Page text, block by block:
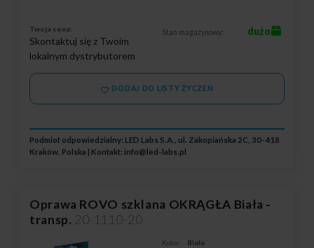
Twoja cena:
Skontaktuj się z Twoim
lokalnym dystrybutorem
Stan magazynowy: dużo
DODAJ DO LISTY ŻYCZEŃ
Podmiot odpowiedzialny: LED Labs S.A., ul. Zakopiańska 2C, 30-418
Kraków, Polska | Kontakt: info@led-labs.pl
Oprawa ROVO szklana OKRĄGŁA Biała -
transp. 20-1110-20
Kolor:
Biała